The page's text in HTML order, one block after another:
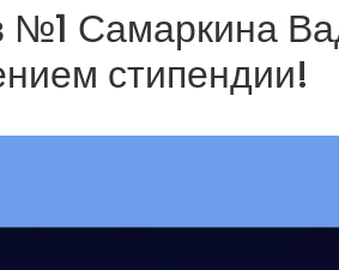
№1 Самаркина
стипендии!